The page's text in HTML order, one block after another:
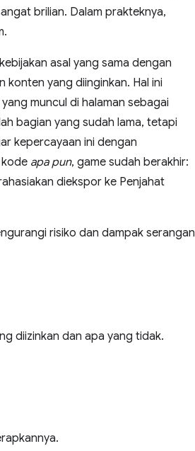
brilian. Dalam prakteknya,
asal yang sama dengan
konten yang diinginkan. Hal ini
muncul di halaman sebagai
bagian yang sudah lama, tetapi
kepercayaan ini dengan
apa pun, game sudah berakhir:
diekspor ke Penjahat
risiko dan dampak serangan
diizinkan dan apa yang tidak.